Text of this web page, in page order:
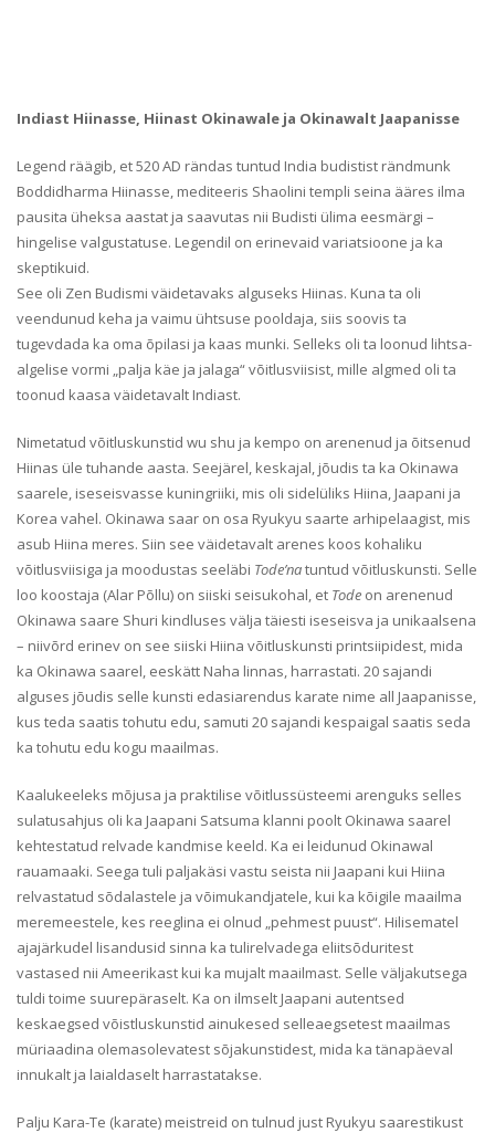
Indiast Hiinasse, Hiinast Okinawale ja Okinawalt Jaapanisse
Legend räägib, et 520 AD rändas tuntud India budistist rändmunk
Boddidharma Hiinasse, mediteeris Shaolini templi seina ääres ilma
pausita üheksa aastat ja saavutas nii Budisti ülima eesmärgi –
hingelise valgustatuse. Legendil on erinevaid variatsioone ja ka
skeptikuid.
See oli Zen Budismi väidetavaks alguseks Hiinas. Kuna ta oli
veendunud keha ja vaimu ühtsuse pooldaja, siis soovis ta
tugevdada ka oma õpilasi ja kaas munki. Selleks oli ta loonud lihtsa-
algelise vormi „palja käe ja jalaga“ võitlusviisist, mille algmed oli ta
toonud kaasa väidetavalt Indiast.
Nimetatud võitluskunstid wu shu ja kempo on arenenud ja õitsenud
Hiinas üle tuhande aasta. Seejärel, keskajal, jõudis ta ka Okinawa
saarele, iseseisvasse kuningriiki, mis oli sidelüliks Hiina, Jaapani ja
Korea vahel. Okinawa saar on osa Ryukyu saarte arhipelaagist, mis
asub Hiina meres. Siin see väidetavalt arenes koos kohaliku
võitlusviisiga ja moodustas seeläbi Tode’natuntud võitluskunsti. Selle
loo koostaja (Alar Põllu) on siiski seisukohal, et Tode on arenenud
Okinawa saare Shuri kindluses välja täiesti iseseisva ja unikaalsena
– niivõrd erinev on see siiski Hiina võitluskunsti printsiipidest, mida
ka Okinawa saarel, eeskätt Naha linnas, harrastati. 20 sajandi
alguses jõudis selle kunsti edasiarendus karate nime all Jaapanisse,
kus teda saatis tohutu edu, samuti 20 sajandi kespaigal saatis seda
ka tohutu edu kogu maailmas.
Kaalukeeleks mõjusa ja praktilise võitlussüsteemi arenguks selles
sulatusahjus oli ka Jaapani Satsuma klanni poolt Okinawa saarel
kehtestatud relvade kandmise keeld. Ka ei leidunud Okinawal
rauamaaki. Seega tuli paljakäsi vastu seista nii Jaapani kui Hiina
relvastatud sõdalastele ja võimukandjatele, kui ka kõigile maailma
meremeestele, kes reeglina ei olnud „pehmest puust“. Hilisematel
ajajärkudel lisandusid sinna ka tulirelvadega eliitsõduritest
vastased nii Ameerikast kui ka mujalt maailmast. Selle väljakutsega
tuldi toime suurepäraselt. Ka on ilmselt Jaapani autentsed
keskaegsed võistluskunstid ainukesed selleaegsetest maailmas
müriaadina olemasolevatest sõjakunstidest, mida ka tänapäeval
innukalt ja laialdaselt harrastatakse.
Palju Kara-Te (karate) meistreid on tulnud just Ryukyu saarestikust